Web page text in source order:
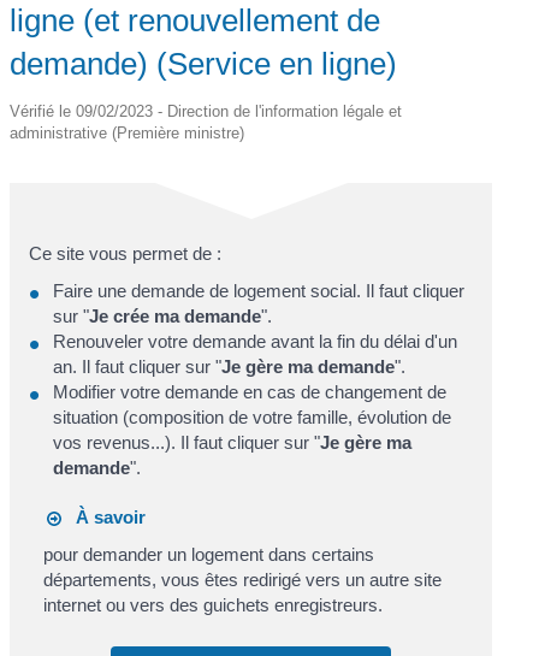
ligne (et renouvellement de
demande) (Service en ligne)
Vérifié le 09/02/2023 - Direction de l'information légale et
administrative (Première ministre)
Ce site vous permet de :
Faire une demande de logement social. Il faut cliquer
sur "Je crée ma demande".
Renouveler votre demande avant la fin du délai d'un
an. Il faut cliquer sur "Je gère ma demande".
Modifier votre demande en cas de changement de
situation (composition de votre famille, évolution de
vos revenus...). Il faut cliquer sur "Je gère ma
demande".
À savoir
pour demander un logement dans certains
départements, vous êtes redirigé vers un autre site
internet ou vers des guichets enregistreurs.